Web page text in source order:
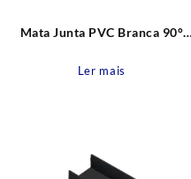
Mata Junta PVC Branca 90°
Ler mais